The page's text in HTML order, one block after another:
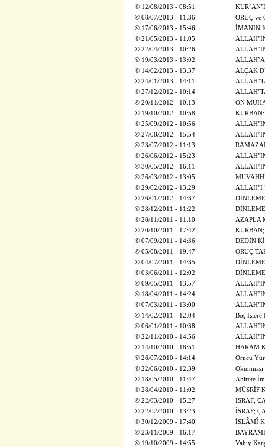
© 12/08/2013 - 08:51
© 08/07/2013 - 11:36
ORUÇ ve
© 17/06/2013 - 15:46
İMANIN
© 21/05/2013 - 11:05
© 22/04/2013 - 10:26
© 19/03/2013 - 13:02
© 14/02/2013 - 13:37
ALÇAK
© 24/01/2013 - 14:11
© 27/12/2012 - 10:14
© 20/11/2012 - 10:13
ON
© 19/10/2012 - 10:58
© 25/09/2012 - 10:56
© 27/08/2012 - 15:54
© 23/07/2012 - 11:13
© 26/06/2012 - 15:23
© 30/05/2012 - 16:11
© 26/03/2012 - 13:05
© 29/02/2012 - 13:29
ALLAH’I
© 26/01/2012 - 14:37
© 28/12/2011 - 11:22
© 28/11/2011 - 11:10
AZAPLA
© 20/10/2011 - 17:42
© 07/09/2011 - 14:36
DEDİN
© 05/08/2011 - 19:47
ORUÇ
© 04/07/2011 - 14:35
© 03/06/2011 - 12:02
© 09/05/2011 - 13:57
© 18/04/2011 - 14:24
© 07/03/2011 - 13:00
© 14/02/2011 - 12:04
Boş İşlere
© 06/01/2011 - 10:38
© 22/11/2010 - 14:56
© 14/10/2010 - 18:51
HARAM
© 26/07/2010 - 14:14
Orucu
© 22/06/2010 - 12:39
© 18/05/2010 - 11:47
Ahirete
© 28/04/2010 - 11:02
MÜSRİF
© 22/03/2010 - 15:27
İSRAF;
© 22/02/2010 - 13:23
İSRAF;
© 30/12/2009 - 17:40
İSLÂMÎ
© 23/11/2009 - 16:17
© 19/10/2009 - 14:55
Vahiy